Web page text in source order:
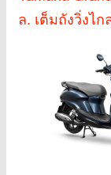
ล. เต็มถังวิ่งไ